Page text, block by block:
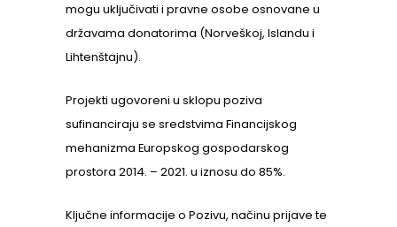
mogu uključivati i pravne osobe osnovane u
državama donatorima (Norveškoj, Islandu i
Lihtenštajnu).
Projekti ugovoreni u sklopu poziva
sufinanciraju se sredstvima Financijskog
mehanizma Europskog gospodarskog
prostora 2014. – 2021. u iznosu do 85%.
Ključne informacije o Pozivu, načinu prijave te